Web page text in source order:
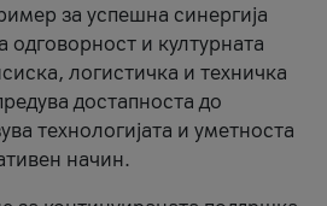
за успешна синергија
одговорност и културната
логистичка и техничка
достапноста до
технологијата и уметноста
начин.